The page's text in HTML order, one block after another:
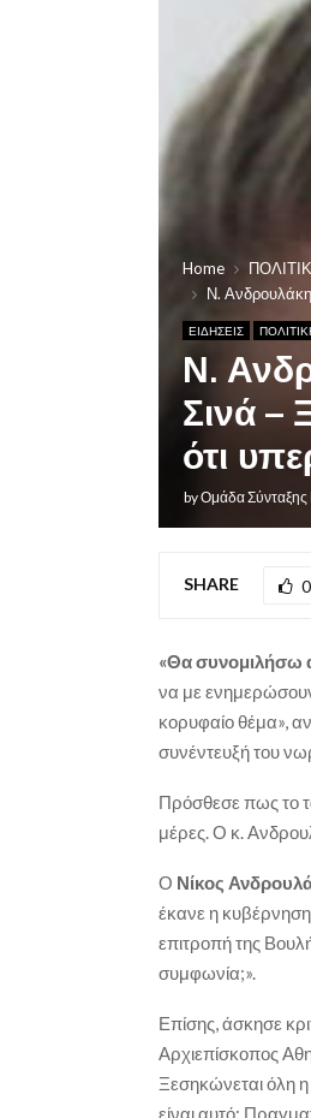
Home
Ν.
ΕΙΔΗΣΕΙΣ
Ν.
Σινά –
ότι
byΟμάδα Σύνταξης
SHARE 0
«Θα συνομιλήσω
να με ενημερώσουν
κορυφαίο θέμα»,
συνέντευξή του
Πρόσθεσε πως το
μέρες. Ο κ.
Ο Νίκος
έκανε η
επιτροπή της
συμφωνία;».
Επίσης, άσκησε
Αρχιεπίσκοπος
Ξεσηκώνεται όλη
είναι αυτό;